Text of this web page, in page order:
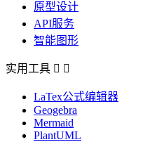
原型设计
API服务
智能图形
实用工具  
LaTex公式编辑器
Geogebra
Mermaid
PlantUML